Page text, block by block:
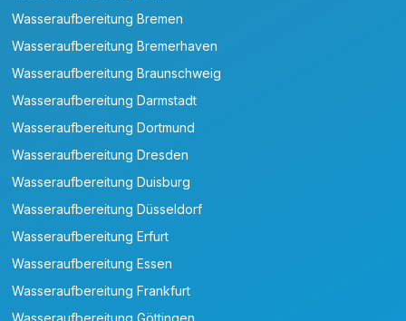
Wasseraufbereitung Bremen
Wasseraufbereitung Bremerhaven
Wasseraufbereitung Braunschweig
Wasseraufbereitung Darmstadt
Wasseraufbereitung Dortmund
Wasseraufbereitung Dresden
Wasseraufbereitung Duisburg
Wasseraufbereitung Düsseldorf
Wasseraufbereitung Erfurt
Wasseraufbereitung Essen
Wasseraufbereitung Frankfurt
Wasseraufbereitung Göttingen